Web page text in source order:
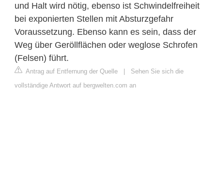
und Halt wird nötig, ebenso ist Schwindelfreiheit
bei exponierten Stellen mit Absturzgefahr
Voraussetzung. Ebenso kann es sein, dass der
Weg über Geröllflächen oder weglose Schrofen
(Felsen) führt.
Antrag auf Entfernung der Quelle | Sehen Sie sich die
vollständige Antwort auf bergwelten.com an